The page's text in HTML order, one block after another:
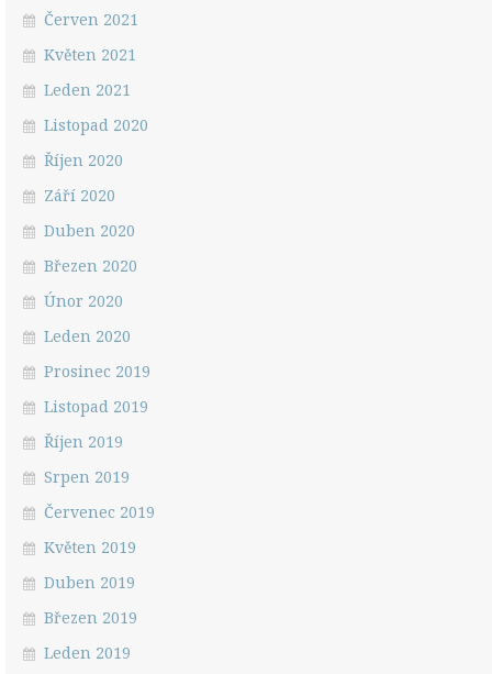
Červen 2021
Květen 2021
Leden 2021
Listopad 2020
Říjen 2020
Září 2020
Duben 2020
Březen 2020
Únor 2020
Leden 2020
Prosinec 2019
Listopad 2019
Říjen 2019
Srpen 2019
Červenec 2019
Květen 2019
Duben 2019
Březen 2019
Leden 2019